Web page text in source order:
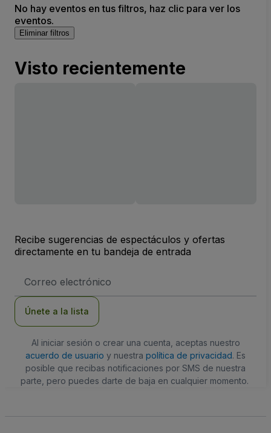
No hay eventos en tus filtros, haz clic para ver los
eventos.
Eliminar filtros
Visto recientemente
Recibe sugerencias de espectáculos y ofertas
directamente en tu bandeja de entrada
de
Únete a la lista
Al iniciar sesión o crear una cuenta, aceptas nuestro
acuerdo de usuario y nuestra política de privacidad. Es
posible que recibas notificaciones por SMS de nuestra
parte, pero puedes darte de baja en cualquier momento.